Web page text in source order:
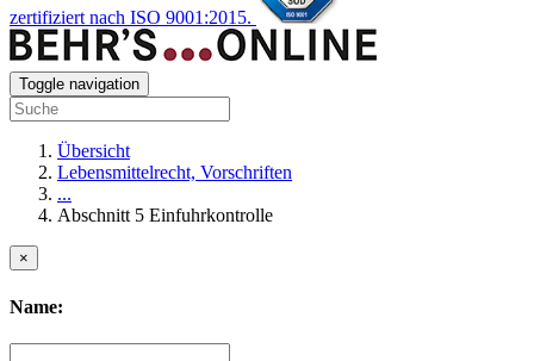
zertifiziert nach ISO 9001:2015.
Toggle navigation
Übersicht
Lebensmittelrecht, Vorschriften
...
Abschnitt 5 Einfuhrkontrolle
×
Name: